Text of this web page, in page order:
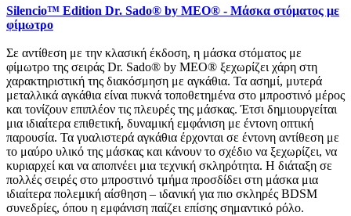
Silencio™ Edition Dr. Sado® by MEO® - Μάσκα στόματος με
φίμωτρο
Σε αντίθεση με την κλασική έκδοση, η μάσκα στόματος με
φίμωτρο της σειράς Dr. Sado® by MEO® ξεχωρίζει χάρη στη
χαρακτηριστική της διακόσμηση με αγκάθια. Τα ασημί, μυτερά
μεταλλικά αγκάθια είναι πυκνά τοποθετημένα στο μπροστινό μέρος
και τονίζουν επιπλέον τις πλευρές της μάσκας. Έτσι δημιουργείται
μια ιδιαίτερα επιθετική, δυναμική εμφάνιση με έντονη οπτική
παρουσία. Τα γυαλιστερά αγκάθια έρχονται σε έντονη αντίθεση με
το μαύρο υλικό της μάσκας και κάνουν το σχέδιο να ξεχωρίζει, να
κυριαρχεί και να αποπνέει μια τεχνική σκληρότητα. Η διάταξη σε
πολλές σειρές στο μπροστινό τμήμα προσδίδει στη μάσκα μια
ιδιαίτερα πολεμική αίσθηση – ιδανική για πιο σκληρές BDSM
συνεδρίες, όπου η εμφάνιση παίζει επίσης σημαντικό ρόλο.